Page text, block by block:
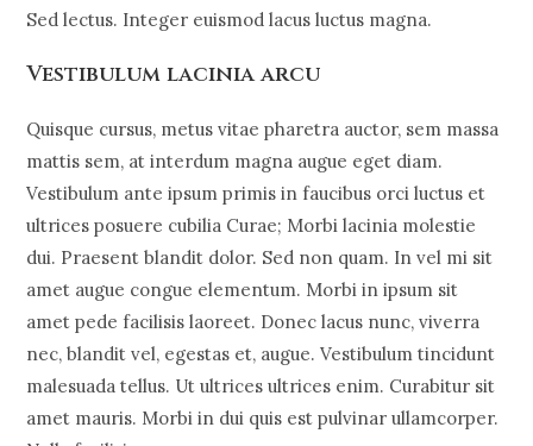
Sed lectus. Integer euismod lacus luctus magna.
Vestibulum lacinia arcu
Quisque cursus, metus vitae pharetra auctor, sem massa
mattis sem, at interdum magna augue eget diam.
Vestibulum ante ipsum primis in faucibus orci luctus et
ultrices posuere cubilia Curae; Morbi lacinia molestie
dui. Praesent blandit dolor. Sed non quam. In vel mi sit
amet augue congue elementum. Morbi in ipsum sit
amet pede facilisis laoreet. Donec lacus nunc, viverra
nec, blandit vel, egestas et, augue. Vestibulum tincidunt
malesuada tellus. Ut ultrices ultrices enim. Curabitur sit
amet mauris. Morbi in dui quis est pulvinar ullamcorper.